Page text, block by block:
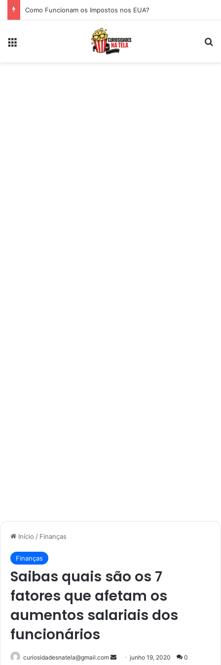
Como Funcionam os Impostos nos EUA?
Início / Finanças
Finanças
Saibas quais são os 7
fatores que afetam os
aumentos salariais dos
funcionários
curiosidadesnatela@gmail.com
Mandejunho 19, 2020 0